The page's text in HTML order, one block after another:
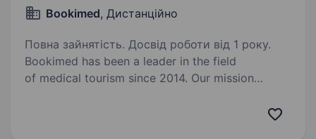
Bookimed, Дистанційно
Повна зайнятість. Досвід роботи від 1 року.
Bookimed has been a leader in the field
of medical tourism since 2014. Our mission